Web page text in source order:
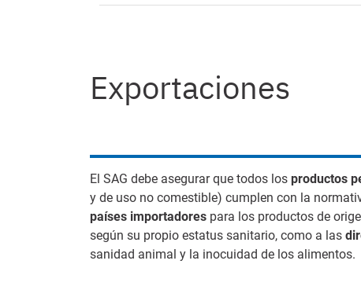
Exportaciones
El SAG debe asegurar que todos los productos
y de uso no comestible) cumplen con la
países importadores para los productos de
según su propio estatus sanitario, como a las
sanidad animal y la inocuidad de los alimentos.